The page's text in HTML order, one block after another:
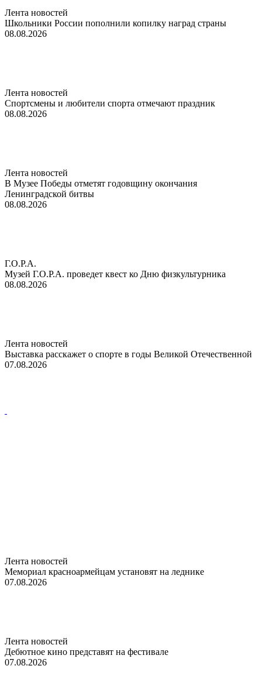
Лента новостей
Школьники России пополнили копилку наград страны
08.08.2026
Лента новостей
Спортсмены и любители спорта отмечают праздник
08.08.2026
Лента новостей
В Музее Победы отметят годовщину окончания
Ленинградской битвы
08.08.2026
Г.О.Р.А.
Музей Г.О.Р.А. проведет квест ко Дню физкультурника
08.08.2026
Лента новостей
Выставка расскажет о спорте в годы Великой Отечественной
07.08.2026
Лента новостей
Мемориал красноармейцам установят на леднике
07.08.2026
Лента новостей
Дебютное кино представят на фестивале
07.08.2026